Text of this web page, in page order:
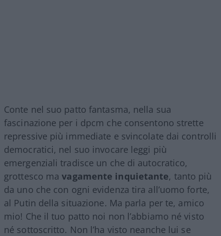
Conte nel suo patto fantasma, nella sua
fascinazione per i dpcm che consentono strette
repressive più immediate e svincolate dai controlli
democratici, nel suo invocare leggi più
emergenziali tradisce un che di autocratico,
grottesco mavagamente inquietante, tanto più
da uno che con ogni evidenza tira all’uomo forte,
al Putin della situazione. Ma parla per te, amico
mio! Che il tuo patto noi non l’abbiamo né visto
né sottoscritto. Non l’ha visto neanche lui se